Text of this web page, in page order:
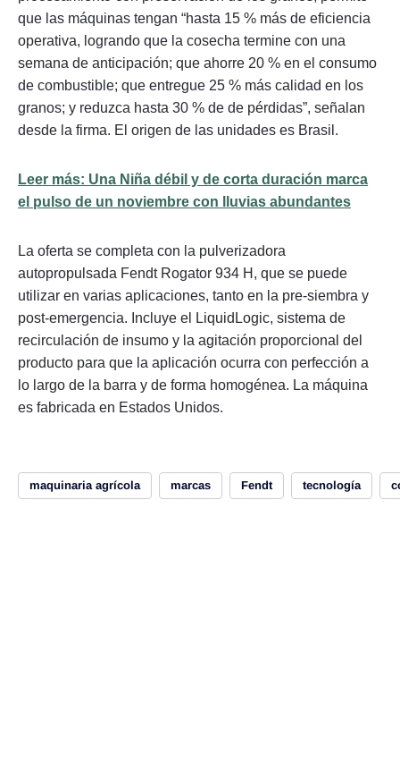
que las máquinas tengan “hasta 15 % más de eficiencia
operativa, logrando que la cosecha termine con una
semana de anticipación; que ahorre 20 % en el consumo
de combustible; que entregue 25 % más calidad en los
granos; y reduzca hasta 30 % de de pérdidas”, señalan
desde la firma. El origen de las unidades es Brasil.
Leer más: Una Niña débil y de corta duración marca
el pulso de un noviembre con lluvias abundantes
La oferta se completa con la pulverizadora
autopropulsada Fendt Rogator 934 H, que se puede
utilizar en varias aplicaciones, tanto en la pre-siembra y
post-emergencia. Incluye el LiquidLogic, sistema de
recirculación de insumo y la agitación proporcional del
producto para que la aplicación ocurra con perfección a
lo largo de la barra y de forma homogénea. La máquina
es fabricada en Estados Unidos.
maquinaria agrícola marcas Fendt tecnología